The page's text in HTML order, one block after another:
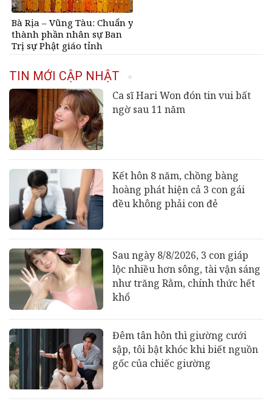
Bà Rịa – Vũng Tàu: Chuẩn y
thành phần nhân sự Ban
Trị sự Phật giáo tỉnh
TIN MỚI CẬP NHẬT
Ca sĩ Hari Won đón tin vui bất
ngờ sau 11 năm
Kết hôn 8 năm, chồng bàng
hoàng phát hiện cả 3 con gái
đều không phải con đẻ
Sau ngày 8/8/2026, 3 con giáp
lộc nhiều hơn sông, tài vận sáng
như trăng Rằm, chính thức hết
khổ
Đêm tân hôn thì giường cưới
sập, tôi bật khóc khi biết nguồn
gốc của chiếc giường